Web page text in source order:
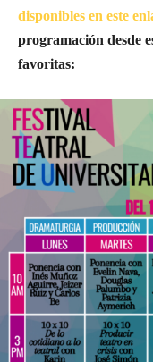
disponibles en este
programación desde
favoritas: